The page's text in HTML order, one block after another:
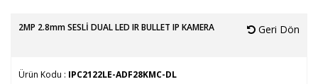
2MP 2.8mm SESLİ DUAL LED IR BULLET IP KAMERA Geri Dön
Ürün Kodu : IPC2122LE-ADF28KMC-DL